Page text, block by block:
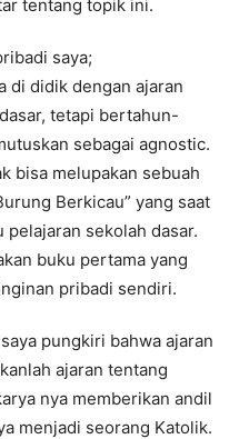
tentang topik ini.
saya;
di didik dengan ajaran
tetapi bertahun-
sebagai agnostic.
bisa melupakan sebuah
Berkicau” yang saat
pelajaran sekolah dasar.
buku pertama yang
pribadi sendiri.
pungkiri bahwa ajaran
ajaran tentang
nya memberikan andil
menjadi seorang Katolik.